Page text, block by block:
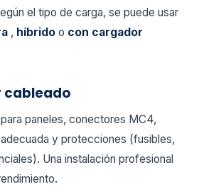
el tipo de carga, se puede usar
, híbrido o con cargador
cableado
paneles, conectores MC4,
y protecciones (fusibles,
Una instalación profesional